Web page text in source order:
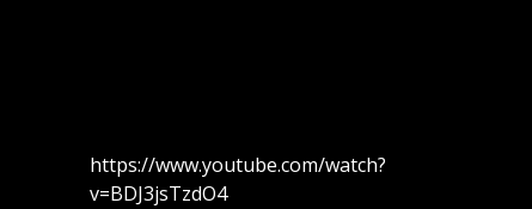
https://www.youtube.com/watch?
v=BDJ3jsTzdO4